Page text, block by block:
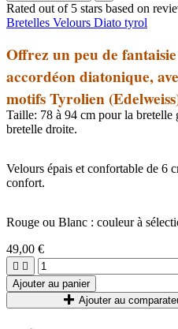
Rated out of 5 stars based on
Bretelles Velours Diato tyrol
Offrez un peu de
accordéon diatonique,
motifs Tyrolien (E
Taille: 78 à 94 cm pour la bretelle
bretelle droite.
Velours épais et confortable de 6
confort.
Rouge ou Blanc : couleur à
49,00 €
 
Ajouter au panier
Ajouter au